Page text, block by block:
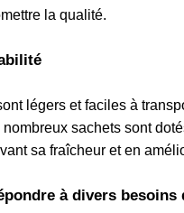
la qualité.
légers et faciles à
sachets sont
sa fraîcheur et en
à divers besoins